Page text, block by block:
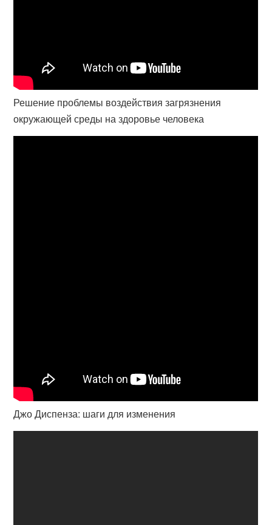
Решение проблемы воздействия загрязнения
окружающей среды на здоровье человека
Джо Диспенза: шаги для изменения